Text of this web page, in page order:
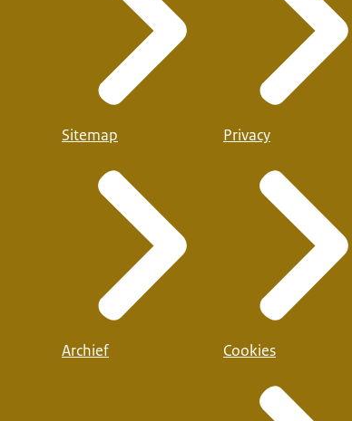
Sitemap
Archief
Privacy
Cookies